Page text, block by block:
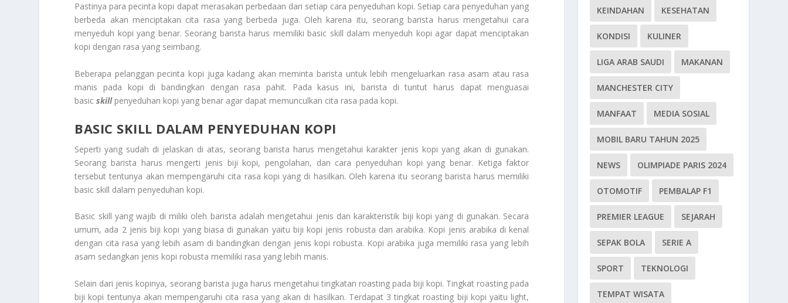
Pastinya para pecinta kopi dapat merasakan perbedaan dari setiap cara penyeduhan kopi. Setiap cara penyeduhan yang
berbeda akan menciptakan cita rasa yang berbeda juga. Oleh karena itu, seorang barista harus mengetahui cara
menyeduh kopi yang benar. Seorang barista harus memiliki basic skill dalam menyeduh kopi agar dapat menciptakan
kopi dengan rasa yang seimbang.
Beberapa pelanggan pecinta kopi juga kadang akan meminta barista untuk lebih mengeluarkan rasa asam atau rasa
manis pada kopi di bandingkan dengan rasa pahit. Pada kasus ini, barista di tuntut harus dapat menguasai
basicskill penyeduhan kopi yang benar agar dapat memunculkan cita rasa pada kopi.
BASIC SKILL DALAM PENYEDUHAN KOPI
Seperti yang sudah di jelaskan di atas, seorang barista harus mengetahui karakter jenis kopi yang akan di gunakan.
Seorang barista harus mengerti jenis biji kopi, pengolahan, dan cara penyeduhan kopi yang benar. Ketiga faktor
tersebut tentunya akan mempengaruhi cita rasa kopi yang di hasilkan. Oleh karena itu seorang barista harus memiliki
basic skill dalam penyeduhan kopi.
Basic skill yang wajib di miliki oleh barista adalah mengetahui jenis dan karakteristik biji kopi yang di gunakan. Secara
umum, ada 2 jenis biji kopi yang biasa di gunakan yaitu biji kopi jenis robusta dan arabika. Kopi jenis arabika di kenal
dengan cita rasa yang lebih asam di bandingkan dengan jenis kopi robusta. Kopi arabika juga memiliki rasa yang lebih
asam sedangkan jenis kopi robusta memiliki rasa yang lebih manis.
Selain dari jenis kopinya, seorang barista juga harus mengetahui tingkatan roasting pada biji kopi. Tingkat roasting pada
biji kopi tentunya akan mempengaruhi cita rasa yang akan di hasilkan. Terdapat 3 tingkat roasting biji kopi yaitu light,
KEINDAHAN KESEHATAN
KONDISI KULINER
LIGA ARAB SAUDI MAKANAN
MANCHESTER CITY
MANFAAT MEDIA SOSIAL
MOBIL BARU TAHUN 2025
NEWS OLIMPIADE PARIS 2024
OTOMOTIF PEMBALAP F1
PREMIER LEAGUE SEJARAH
SEPAK BOLA SERIE A
SPORT TEKNOLOGI
TEMPAT WISATA